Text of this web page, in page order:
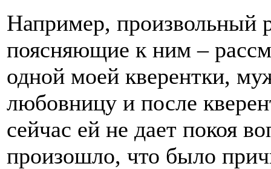
Например, произвольный
поясняющие к ним –
одной моей кверентки,
любовницу и после
сейчас ей не дает покоя
произошло, что было